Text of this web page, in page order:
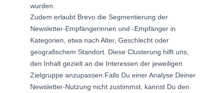
wurden.
Zudem erlaubt Brevo die Segmentierung der
Newsletter-Empfängerinnen und -Empfänger in
Kategorien, etwa nach Alter, Geschlecht oder
geografischem Standort. Diese Clusterung hilft uns,
den Inhalt gezielt an die Interessen der jeweiligen
Zielgruppe anzupassen. Falls Du einer Analyse Deiner
Newsletter-Nutzung nicht zustimmst, kannst Du den